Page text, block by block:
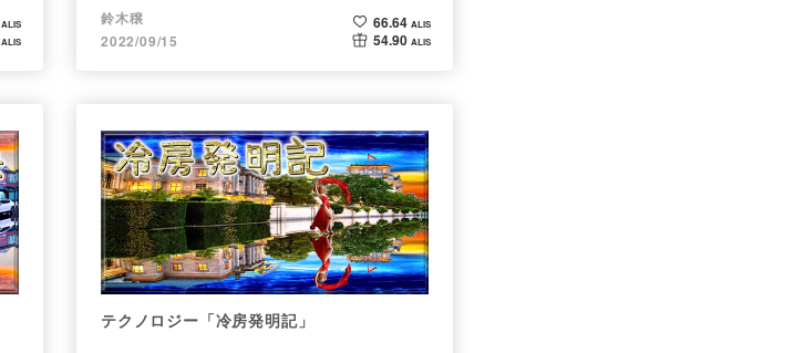
ALIS
ALIS
イラフォトコンテスト
鈴木穣
2022/09/15
66.64 ALIS
54.90 ALIS
テクノロジー「冷房発明記」